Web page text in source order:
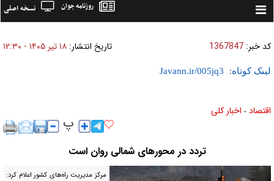
Toggle
نسخه اصلی روزنامه جوان
کد خبر: 1367847 تاریخ انتشار: ۱۸ تير ۱۴۰۵ - ۱۲:۳۰
لینک کوتاه:
اقتصاد » اخبار کلی
تردد در محور‌های شمالی روان است
مرکز مدیریت راه‌های کشور اعلام کرد: